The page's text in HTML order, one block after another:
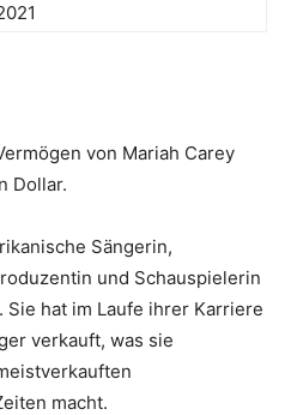
von Mariah Carey
Dollar.
Sängerin,
und Schauspielerin
Sie hat im Laufe ihrer Karriere
verkauft, was sie
macht.